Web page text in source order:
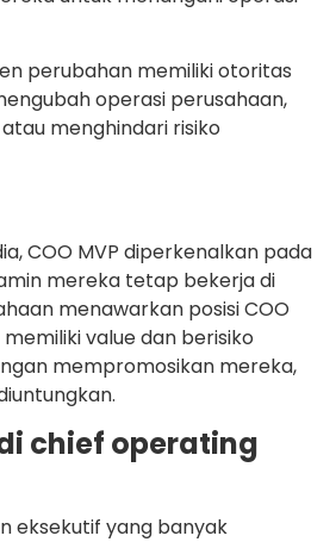
perubahan memiliki otoritas
operasi perusahaan,
menghindari risiko
COO MVP diperkenalkan pada
mereka tetap bekerja di
menawarkan posisi COO
value dan berisiko
mempromosikan mereka,
chief operating
eksekutif yang banyak